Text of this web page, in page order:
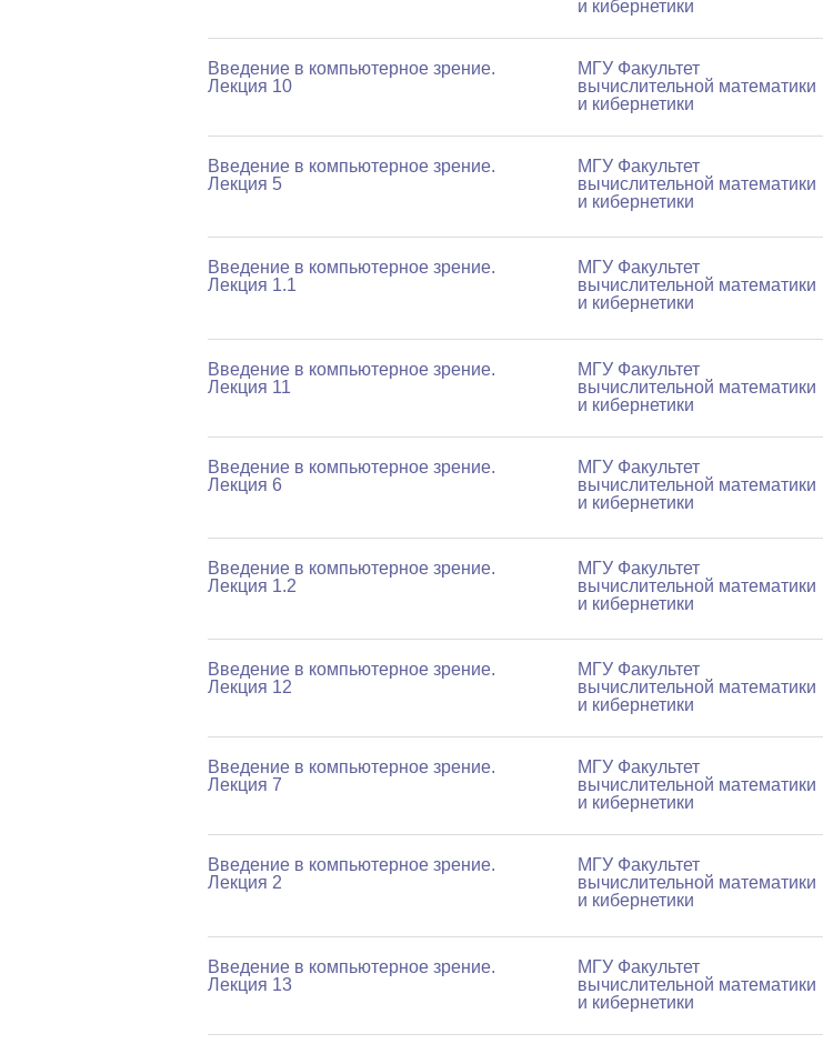
и кибернетики
Введение в компьютерное зрение.
Лекция 10
МГУ Факультет
вычислительной математики
и кибернетики
Введение в компьютерное зрение.
Лекция 5
МГУ Факультет
вычислительной математики
и кибернетики
Введение в компьютерное зрение.
Лекция 1.1
МГУ Факультет
вычислительной математики
и кибернетики
Введение в компьютерное зрение.
Лекция 11
МГУ Факультет
вычислительной математики
и кибернетики
Введение в компьютерное зрение.
Лекция 6
МГУ Факультет
вычислительной математики
и кибернетики
Введение в компьютерное зрение.
Лекция 1.2
МГУ Факультет
вычислительной математики
и кибернетики
Введение в компьютерное зрение.
Лекция 12
МГУ Факультет
вычислительной математики
и кибернетики
Введение в компьютерное зрение.
Лекция 7
МГУ Факультет
вычислительной математики
и кибернетики
Введение в компьютерное зрение.
Лекция 2
МГУ Факультет
вычислительной математики
и кибернетики
Введение в компьютерное зрение.
Лекция 13
МГУ Факультет
вычислительной математики
и кибернетики